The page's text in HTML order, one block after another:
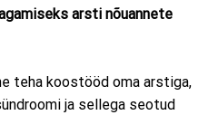
arsti nõuannete
teha koostööd oma arstiga,
ja sellega seotud